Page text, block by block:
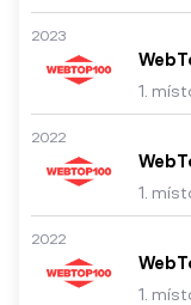
2023
1.
2022
1.
2022
1.